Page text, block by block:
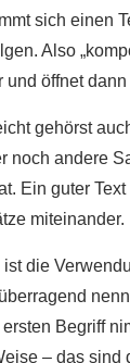
sich einen
Also
öffnet
gehörst
andere
Ein guter
miteinander.
die
Begriff
– das